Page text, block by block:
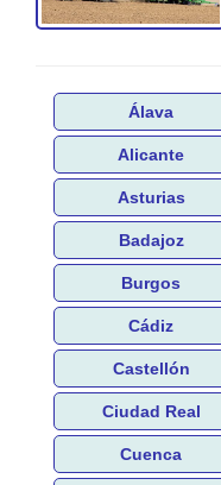
Álava
Alicante
Asturias
Badajoz
Burgos
Cádiz
Castellón
Ciudad Real
Cuenca